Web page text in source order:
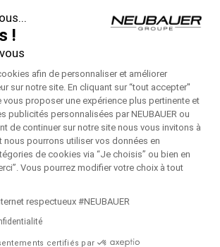
pièces d’usure et pneumatiques) selon les
Modèle présenté : Nissan JUKE N-
neuf avec options
aux particuliers, non cumulable avec
jusqu’au 15/04/2021
NISSAN NEUBAUER
- NEUBAUER NISSAN | Réalisé par
Circulaire
NEUBAUER
!
afin de personnaliser et améliorer
sur notre site. En cliquant sur “tout accepter''
vous proposer une expérience plus pertinente et
publicités personnalisées par NEUBAUER ou
de continuer sur notre site nous vous invitons à
pourrons utiliser vos données en
de cookies via “Je choisis” ou bien en
Vous pourrez modifier votre choix à tout
respectueux #NEUBAUER
certifiés par